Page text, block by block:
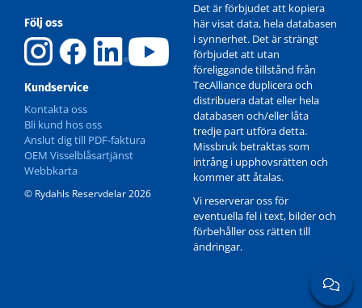
4A1-0101
Följ oss
Kundservice
Kontakta oss
Bli kund hos oss
Anslut dig till PDF-faktura
OEM Visselblåsartjänst
Webbkarta
© Rydahls Reservdelar 2026
Det är förbjudet att kopiera
här visat data, hela databasen
i synnerhet. Det är strängt
förbjudet att utan
föreliggande tillstånd från
TecAlliance duplicera och
distribuera datat eller hela
databasen och/eller låta
tredje part utföra detta.
Missbruk betraktas som
intrång i upphovsrätten och
kommer att åtalas.
Vi reserverar oss för
eventuella fel i text, bilder och
förbehåller oss rätten till
ändringar.